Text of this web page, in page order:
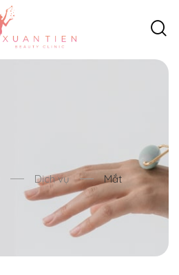
Dịch vụ Mắt